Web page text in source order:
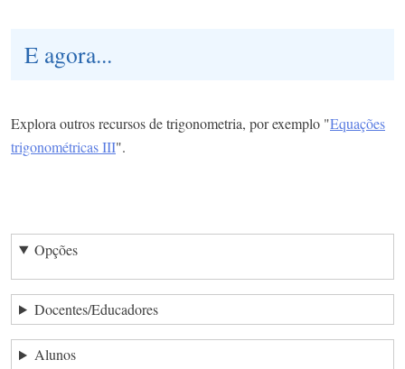
E agora...
Explora outros recursos de trigonometria, por exemplo "Equações
trigonométricas III".
Opções
Docentes/Educadores
Alunos